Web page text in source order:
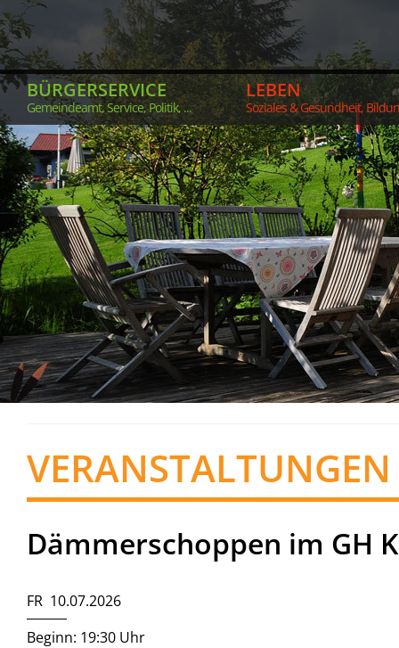
BÜRGERSERVICE
Gemeindeamt, Service, Politik, ...
LEBEN
Soziales & Gesundheit,
VERANSTALTUNGEN
Dämmerschoppen im GH
FR 10.07.2026
Beginn: 19:30 Uhr